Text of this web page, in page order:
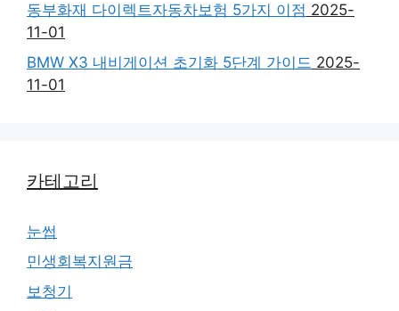
동부화재 다이렉트자동차보험 5가지 이점 2025-
11-01
BMW X3 내비게이션 초기화 5단계 가이드 2025-
11-01
카테고리
눈썹
민생회복지원금
보청기